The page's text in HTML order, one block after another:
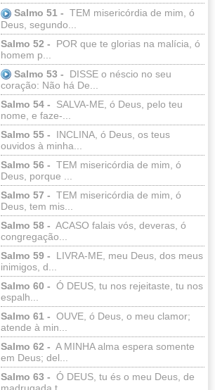
Salmo 51 - TEM misericórdia de mim, ó
Deus, segundo...
Salmo 52 -
POR que te glorias na malícia, ó
homem p...
Salmo 53 -
DISSE o néscio no seu
coração: Não há De...
Salmo 54 -
SALVA-ME, ó Deus, pelo teu
nome, e faze-...
Salmo 55 -
INCLINA, ó Deus, os teus
ouvidos à minha...
Salmo 56 - TEM misericórdia de mim, ó
Deus, porque ...
Salmo 57 - TEM misericórdia de mim, ó
Deus, tem mis...
Salmo 58 - ACASO falais vós, deveras, ó
congregação...
Salmo 59 -
LIVRA-ME, meu Deus, dos meus
inimigos, d...
Salmo 60 - Ó DEUS, tu nos rejeitaste, tu nos
espalh...
Salmo 61 - OUVE, ó Deus, o meu clamor;
atende à min...
Salmo 62 - A MINHA alma espera somente
em Deus; del...
Salmo 63 - Ó DEUS, tu és o meu Deus, de